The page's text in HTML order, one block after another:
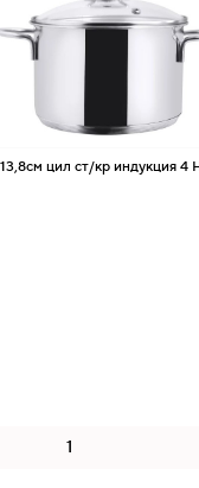
цил ст/кр индукция 4